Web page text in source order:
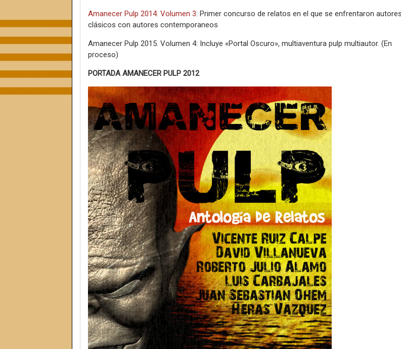
Amanecer Pulp 2014. Volumen 3: Primer concurso de relatos en el que se enfrentaron autores
clásicos con autores contemporaneos
Amanecer Pulp 2015. Volumen 4: Incluye «Portal Oscuro», multiaventura pulp multiautor. (En
proceso)
PORTADA AMANECER PULP 2012